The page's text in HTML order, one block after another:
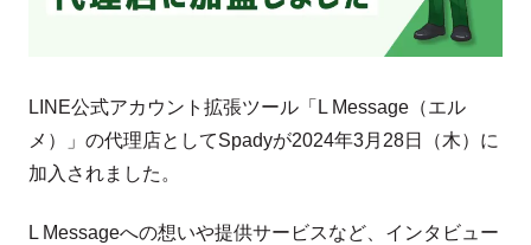
LINE公式アカウント拡張ツール「L Message（エル
メ）」の代理店としてSpadyが2024年3月28日（木）に
加入されました。
L Messageへの想いや提供サービスなど、インタビュー